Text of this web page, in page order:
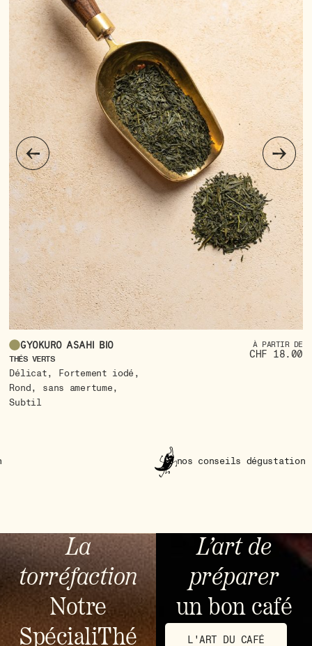
Gyokuro Asahi Bio
THÉS VERTS
Délicat, Fortement iodé ,
Rond, sans amertume,
Subtil
À PARTIR DE
CHF 18.00
nos conseils dégustation
La
torréfaction
Notre
SpécialiThé
L’art de
préparer
un bon café
L'ART DU CAFÉ